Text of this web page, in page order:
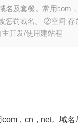
名及套餐。常用com
惩罚域名。 ②空间 存
开发/使用建站程
，cn，net。域